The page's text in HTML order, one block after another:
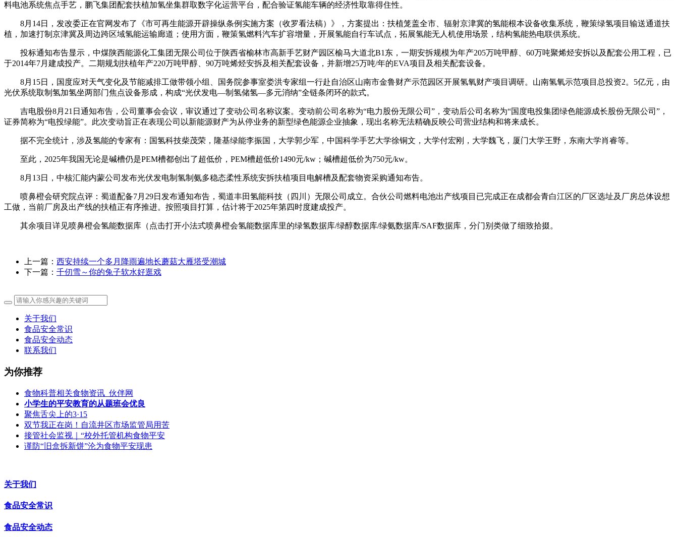
料电池系统焦点手艺，鹏飞集团配套扶植加氢坐集群取数字化运营平台，配合验证氢能车辆的经济性取靠得住性。
8月14日，发改委正在官网发布了《市可再生能源开辟操纵条例实施方案（收罗看法稿）》，方案提出：扶植笼盖全市、辐射京津冀的氢能根本设备收集系统，鞭策绿氢项目输送通道扶
植，加速打制京津冀及周边跨区域氢能运输廊道；使用方面，鞭策氢燃料汽车扩容增量，开展氢能自行车试点，拓展氢能无人机使用场景，结构氢能热电联供系统。
投标通知布告显示，中煤陕西能源化工集团无限公司位于陕西省榆林市高新手艺财产园区榆马大道北B1东，一期安拆规模为年产205万吨甲醇、60万吨聚烯烃安拆以及配套公用工程，已
于2014年7月建成投产。二期规划扶植年产220万吨甲醇、90万吨烯烃安拆及相关配套设备，并新增25万吨/年的EVA项目及相关配套设备。
8月15日，国度应对天气变化及节能减排工做带领小组、国务院参事室娄洪专家组一行赴自治区山南市金鲁财产示范园区开展氢氧财产项目调研。山南氢氧示范项目总投资2。5亿元，由
光伏系统取制氢加氢坐两部门焦点设备形成，构成“光伏发电—制氢储氢—多元消纳”全链条闭环的款式。
吉电股份8月21日通知布告，公司董事会会议，审议通过了变动公司名称议案。变动前公司名称为“电力股份无限公司”，变动后公司名称为“国度电投集团绿色能源成长股份无限公司”，
证券简称为“电投绿能”。此次变动旨正在表现公司以新能源财产为从停业务的新型绿色能源企业抽象，现出名称无法精确反映公司营业结构和将来成长。
据不完全统计，涉及氢能的专家有：国氢科技柴茂荣，隆基绿能李振国，大学郭少军，中国科学手艺大学徐铜文，大学付宏刚，大学魏飞，厦门大学王野，东南大学肖睿等。
至此，2025年我国无论是碱槽仍是PEM槽都创出了超低价，PEM槽超低价1490元/kw；碱槽超低价为750元/kw。
8月13日，中核汇能内蒙公司发布光伏发电制氢制氨多稳态柔性系统安拆扶植项目电解槽及配套物资采购通知布告。
喷鼻橙会研究院点评：蜀道配备7月29日发布通知布告，蜀道丰田氢能科技（四川）无限公司成立。合伙公司燃料电池出产线项目已完成正在成都会青白江区的厂区选址及厂房总体设想
工做，当前厂房及出产线的扶植正有序推进。按照项目打算，估计将于2025年第四时度建成投产。
其余项目详见喷鼻橙会氢能数据库（点击打开小法式喷鼻橙会氢能数据库里的绿氢数据库/绿醇数据库/绿氨数据库/SAF数据库，分门别类做了细致拾掇。
上一篇： 西安持续一个多月降雨遍地长蘑菇大雁塔受潮城
下一篇： 千仞雪～你的兔子软水好逛戏
关于我们
食品安全常识
食品安全动态
联系我们
为你推荐
食物科普相关食物资讯_伙伴网
小学生的平安教育的从题班会优良
聚焦舌尖上的3·15
双节我正在岗！自流井区市场监管局用苦
接管社会监视｜“校外托管机构食物平安
谨防“旧盒拆新饼”沦为食物平安现患
关于我们
食品安全常识
食品安全动态